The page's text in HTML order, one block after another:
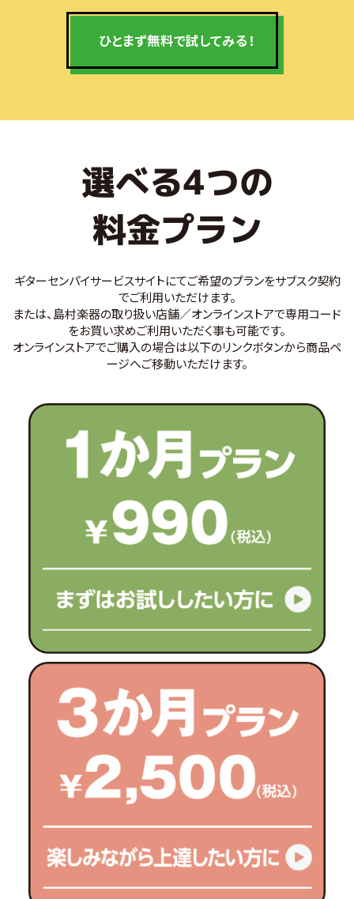
ひとまず無料で試してみる！
選べる4つの
料金プラン
ギターセンパイサービスサイトにてご希望のプランをサブスク契約
でご利用いただけます。
または、島村楽器の取り扱い店舗／オンラインストアで専用コード
をお買い求めご利用いただく事も可能です。
オンラインストアでご購入の場合は以下のリンクボタンから商品ペ
ージへご移動いただけます。